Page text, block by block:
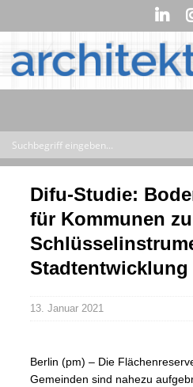
Difu-Studie:
für Kommunen
Stadtentwicklung
13. Januar 2021
Berlin (pm) – Die
Gemeinden sind nahezu